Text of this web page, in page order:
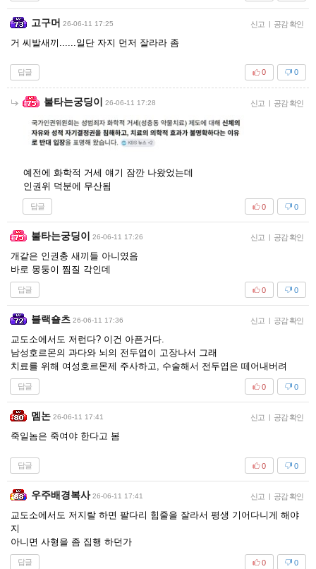
고구머 26-06-11 17:25 신고 | 공감 확인
거 씨발새끼......일단 자지 먼저 잘라라 좀
답글 0
0
불타는궁딩이 26-06-11 17:28 신고 | 공감 확인
예전에 화학적 거세 얘기 잠깐 나왔었는데
인권위 덕분에 무산됨
답글 0
0
불타는궁딩이 26-06-11 17:26 신고 공감 확인
개같은 인권충 새끼들 아니였음
바로 몽둥이 찜질 각인데
답글 0
0
블랙숄츠 26-06-11 17:36 신고 공감 확인
교도소에서도 저런다? 이건 아픈거다.
남성호르몬의 과다와 뇌의 전두엽이 고장나서 그래
치료를 위해 여성호르몬제 주사하고, 수술해서 전두엽은 떼어내버려
답글 0
0
멤논 26-06-11 17:41 신고 공감 확인
죽일놈은 죽여야 한다고 봄
답글 0
0
우주배경복사 26-06-11 17:41 신고 공감 확인
교도소에서도 저지랄 하면 팔다리 힘줄을 잘라서 평생 기어다니게 해야
지
아니면 사형을 좀 집행 하던가
답글 0
0